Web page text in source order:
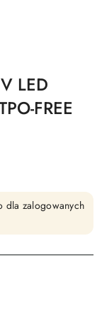
LED
FREE
dla zalogowanych